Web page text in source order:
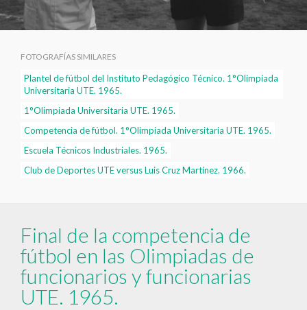
FOTOGRAFÍAS SIMILARES
Plantel de fútbol del Instituto Pedagógico Técnico. 1°Olimpiada
Universitaria UTE. 1965.
1°Olimpiada Universitaria UTE. 1965.
Competencia de fútbol. 1°Olimpiada Universitaria UTE. 1965.
Escuela Técnicos Industriales. 1965.
Club de Deportes UTE versus Luis Cruz Martínez. 1966.
Final de la competencia de
fútbol en las Olimpiadas de
funcionarios y funcionarias
UTE. 1965.